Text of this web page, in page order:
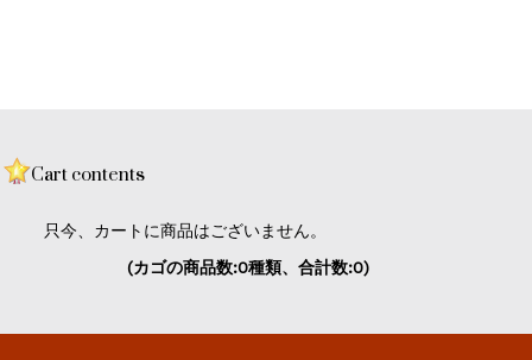
Cart contents
只今、カートに商品はございません。
(カゴの商品数:0種類、合計数:0)